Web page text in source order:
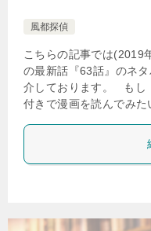
風都探偵
こちらの記事では(2019
の最新話『63話』のネ
介しております。 もし
付きで漫画を読んでみ